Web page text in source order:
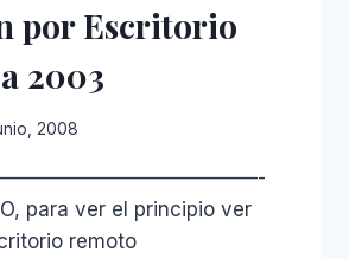
por Escritorio
2003
2008
para ver el principio ver
remoto